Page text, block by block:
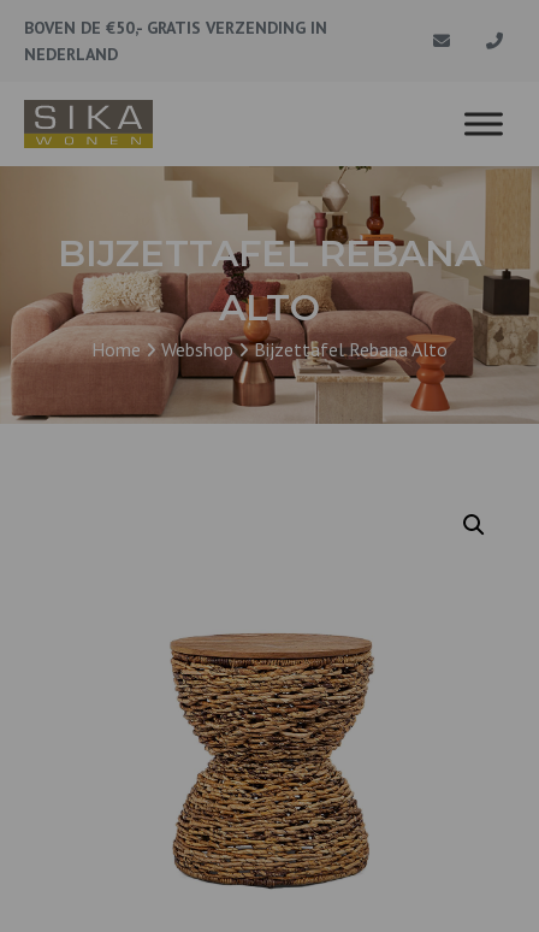
BOVEN DE €50,- GRATIS VERZENDING IN
NEDERLAND
BIJZETTAFEL REBANA
ALTO
Home Webshop Bijzettafel Rebana Alto